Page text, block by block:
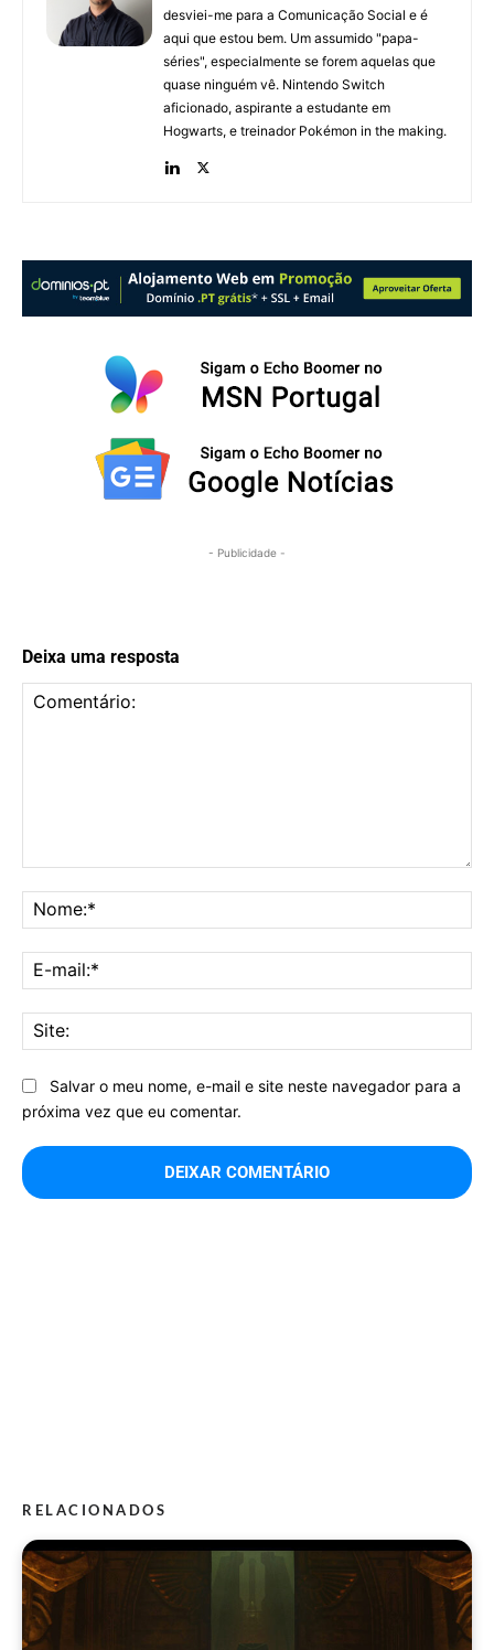
desviei-me para a Comunicação Social e é
aqui que estou bem. Um assumido "papa-
séries", especialmente se forem aquelas que
quase ninguém vê. Nintendo Switch
aficionado, aspirante a estudante em
Hogwarts, e treinador Pokémon in the making.
- Publicidade -
Deixa uma resposta
Salvar o meu nome, e-mail e site neste navegador para a
próxima vez que eu comentar.
RELACIONADOS